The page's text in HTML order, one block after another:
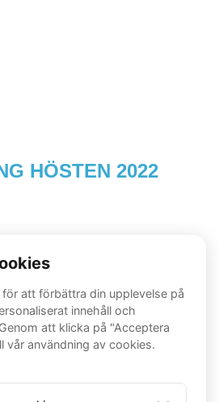
HÖSTEN 2022
1#
7 Lgh 1602, 112 49 Stockholm,
| Email: oscarjobackwellness@gmail.com |
750911-5940